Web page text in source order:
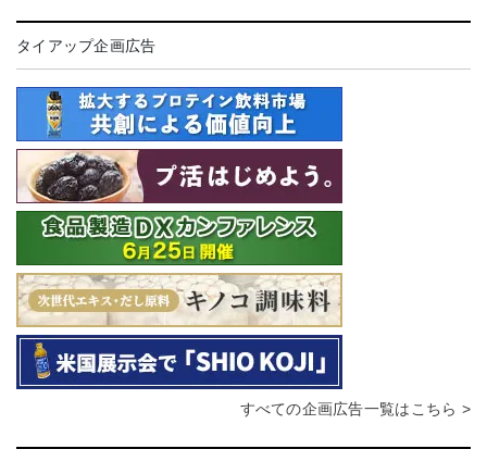
タイアップ企画広告
すべての企画広告一覧はこちら >